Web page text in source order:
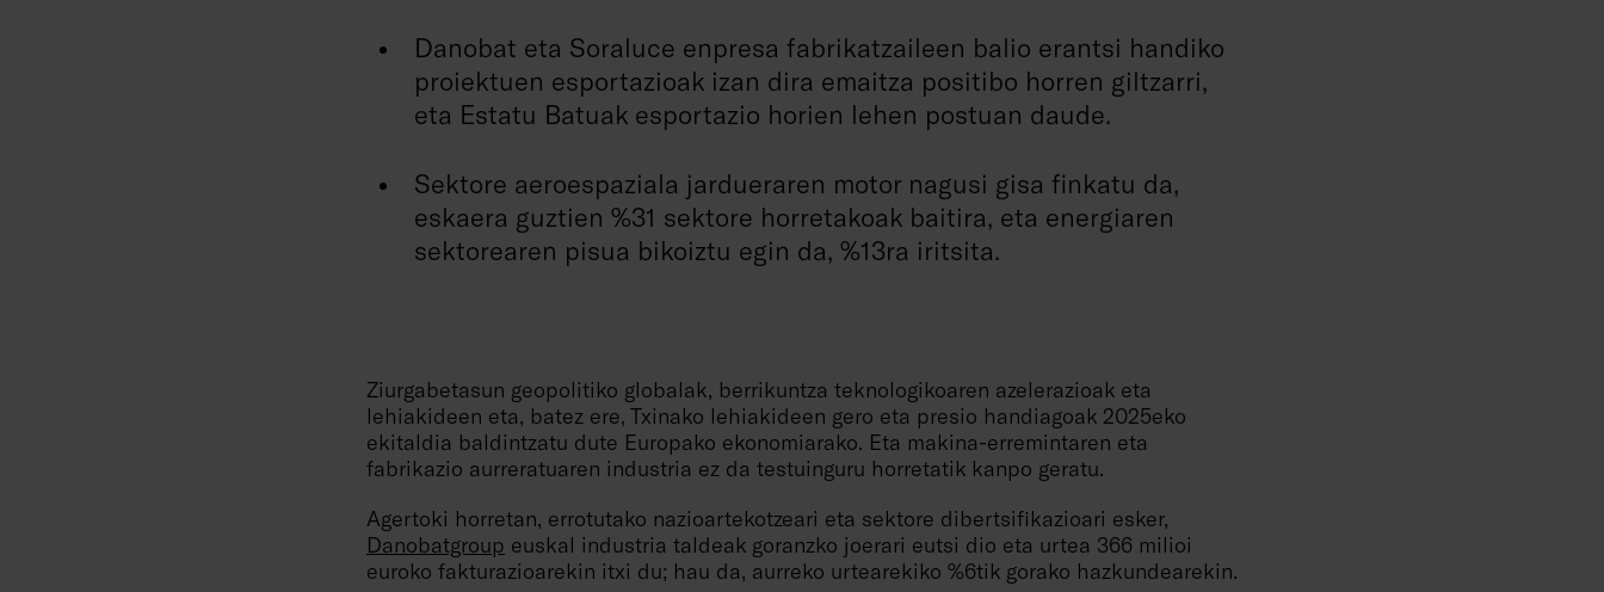
Danobat eta Soraluce enpresa fabrikatzaileen balio erantsi handiko
proiektuen esportazioak izan dira emaitza positibo horren giltzarri,
eta Estatu Batuak esportazio horien lehen postuan daude.
Sektore aeroespaziala jardueraren motor nagusi gisa finkatu da,
eskaera guztien %31 sektore horretakoak baitira, eta energiaren
sektorearen pisua bikoiztu egin da, %13ra iritsita.
Ziurgabetasun geopolitiko globalak, berrikuntza teknologikoaren azelerazioak eta
lehiakideen eta, batez ere, Txinako lehiakideen gero eta presio handiagoak 2025eko
ekitaldia baldintzatu dute Europako ekonomiarako. Eta makina-erremintaren eta
fabrikazio aurreratuaren industria ez da testuinguru horretatik kanpo geratu.
Agertoki horretan, errotutako nazioartekotzeari eta sektore dibertsifikazioari esker,
Danobatgroup euskal industria taldeak goranzko joerari eutsi dio eta urtea 366 milioi
euroko fakturazioarekin itxi du; hau da, aurreko urtearekiko %6tik gorako hazkundearekin.